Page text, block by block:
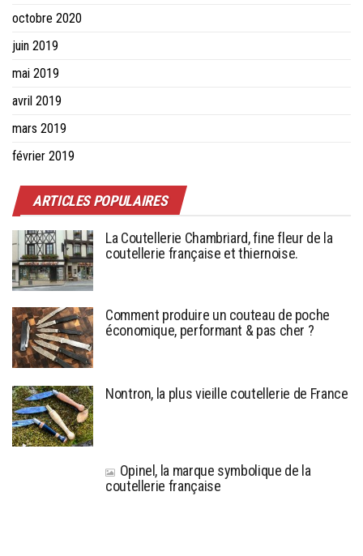
octobre 2020
juin 2019
mai 2019
avril 2019
mars 2019
février 2019
ARTICLES POPULAIRES
La Coutellerie Chambriard, fine fleur de la
coutellerie française et thiernoise.
Comment produire un couteau de poche
économique, performant & pas cher ?
Nontron, la plus vieille coutellerie de France
Opinel, la marque symbolique de la
coutellerie française